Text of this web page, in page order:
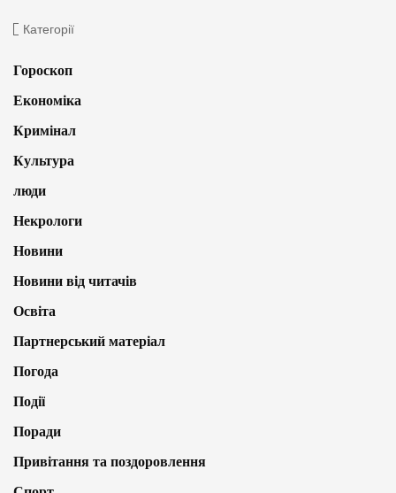
Категорії
Гороскоп
Економіка
Кримінал
Культура
люди
Некрологи
Новини
Новини від читачів
Освіта
Партнерський матеріал
Погода
Події
Поради
Привітання та поздоровлення